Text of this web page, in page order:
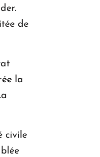
de
la
civile